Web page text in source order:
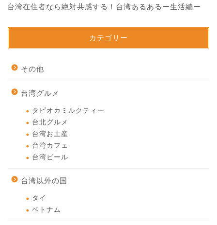
台湾在住者なら絶対共感する！台湾あるあるー生活編ー
カテゴリー
その他
台湾グルメ
タピオカミルクティー
台北グルメ
台湾お土産
台湾カフェ
台湾ビール
台湾以外の国
タイ
ベトナム